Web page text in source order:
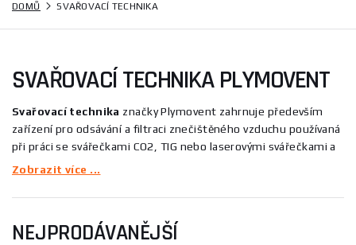
DOMŮ SVAŘOVACÍ TECHNIKA
SVAŘOVACÍ TECHNIKA PLYMOVENT
Svařovací technika značky Plymovent zahrnuje především
zařízení pro odsávání a filtraci znečištěného vzduchu používaná
při práci se svářečkami CO2, TIG nebo laserovými svářečkami a
při broušení. V nabídce jsou mobilní i přenosné filtrační
prachu a olejové mlhy, například přenosná filtrační jednotka
MobileGo s ramenem — vhodné pro profesionální i hobby
Zobrazit více ...
NEJPRODÁVANĚJŠÍ